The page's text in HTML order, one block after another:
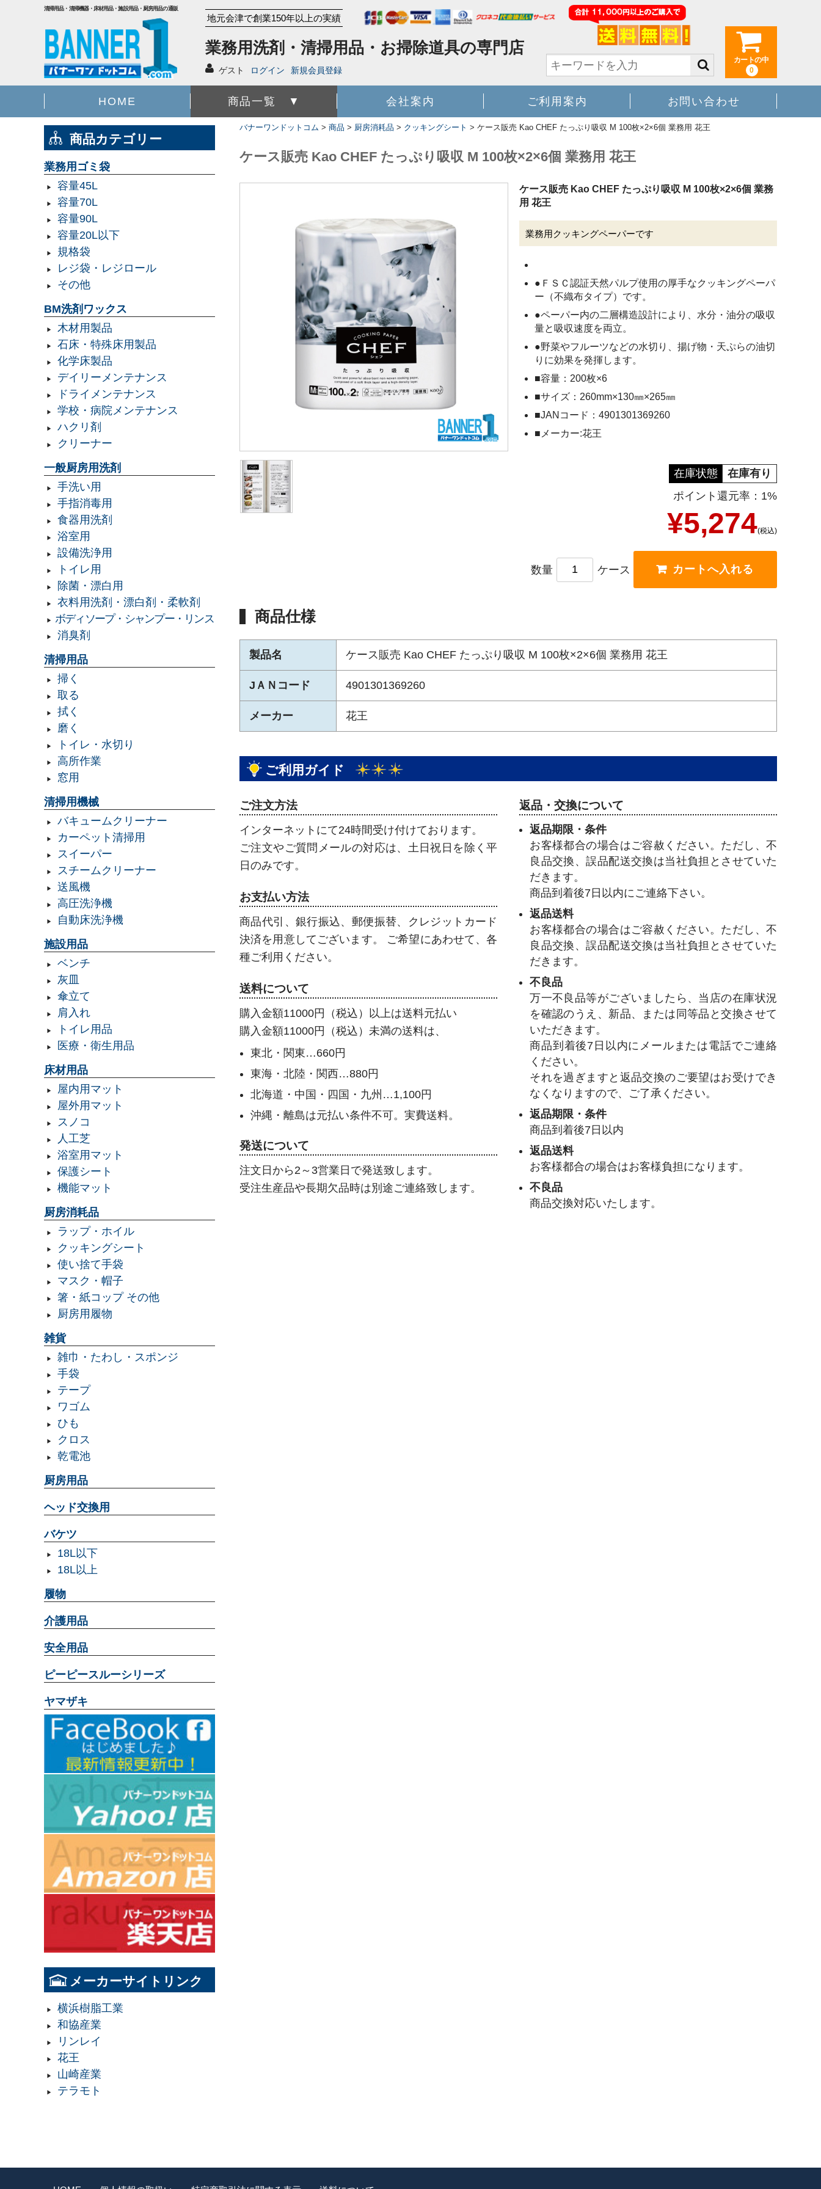
清掃用品・清掃機器・床材用品・施設用品・厨房用品の通販
地元会津で創業150年以上の実績
業務用洗剤・清掃用品・お掃除道具の専門店
ゲスト ログイン 新規会員登録
カートの中
0
HOME 商品一覧 ▼ 会社案内 ご利用案内 お問い合わせ
バナーワンドットコム > 商品 > 厨房消耗品 > クッキングシート > ケース販売 Kao CHEF たっぷり吸収 M 100枚×2×6個 業務用 花王
ケース販売 Kao CHEF たっぷり吸収 M 100枚×2×6個 業務用 花王
ケース販売 Kao CHEF たっぷり吸収 M 100枚×2×6個 業務
用 花王
業務用クッキングペーパーです
●ＦＳＣ認証天然パルプ使用の厚手なクッキングペーパ
ー（不織布タイプ）です。
●ペーパー内の二層構造設計により、水分・油分の吸収
量と吸収速度を両立。
●野菜やフルーツなどの水切り、揚げ物・天ぷらの油切
りに効果を発揮します。
■容量：200枚×6
■サイズ：260mm×130㎜×265㎜
■JANコード：4901301369260
■メーカー:花王
在庫状態
在庫有り
ポイント還元率：1%
¥5,274(税込)
数量 ケース
商品仕様
製品名 ケース販売 Kao CHEF たっぷり吸収 M 100枚×2×6個 業務用 花王
JＡＮコード 4901301369260
メーカー 花王
ご利用ガイド
ご注文方法
インターネットにて24時間受け付けております。
ご注文やご質問メールの対応は、土日祝日を除く平
日のみです。
お支払い方法
商品代引、銀行振込、郵便振替、クレジットカード
決済を用意してございます。 ご希望にあわせて、各
種ご利用ください。
送料について
購入金額11000円（税込）以上は送料元払い
購入金額11000円（税込）未満の送料は、
東北・関東…660円
東海・北陸・関西…880円
北海道・中国・四国・九州…1,100円
沖縄・離島は元払い条件不可。実費送料。
発送について
注文日から2～3営業日で発送致します。
受注生産品や長期欠品時は別途ご連絡致します。
返品・交換について
返品期限・条件
お客様都合の場合はご容赦ください。ただし、不
良品交換、誤品配送交換は当社負担とさせていた
だきます。
商品到着後7日以内にご連絡下さい。
返品送料
お客様都合の場合はご容赦ください。ただし、不
良品交換、誤品配送交換は当社負担とさせていた
だきます。
不良品
万一不良品等がございましたら、当店の在庫状況
を確認のうえ、新品、または同等品と交換させて
いただきます。
商品到着後7日以内にメールまたは電話でご連絡
ください。
それを過ぎますと返品交換のご要望はお受けでき
なくなりますので、ご了承ください。
返品期限・条件
商品到着後7日以内
返品送料
お客様都合の場合はお客様負担になります。
不良品
商品交換対応いたします。
商品カテゴリー
業務用ゴミ袋
容量45L
容量70L
容量90L
容量20L以下
規格袋
レジ袋・レジロール
その他
BM洗剤ワックス
木材用製品
石床・特殊床用製品
化学床製品
デイリーメンテナンス
ドライメンテナンス
学校・病院メンテナンス
ハクリ剤
クリーナー
一般厨房用洗剤
手洗い用
手指消毒用
食器用洗剤
浴室用
設備洗浄用
トイレ用
除菌・漂白用
衣料用洗剤・漂白剤・柔軟剤
ボディソープ・シャンプー・リンス
消臭剤
清掃用品
掃く
取る
拭く
磨く
トイレ・水切り
高所作業
窓用
清掃用機械
バキュームクリーナー
カーペット清掃用
スイーパー
スチームクリーナー
送風機
高圧洗浄機
自動床洗浄機
施設用品
ベンチ
灰皿
傘立て
肩入れ
トイレ用品
医療・衛生用品
床材用品
屋内用マット
屋外用マット
スノコ
人工芝
浴室用マット
保護シート
機能マット
厨房消耗品
ラップ・ホイル
クッキングシート
使い捨て手袋
マスク・帽子
箸・紙コップ その他
厨房用履物
雑貨
雑巾・たわし・スポンジ
手袋
テープ
ワゴム
ひも
クロス
乾電池
厨房用品
ヘッド交換用
バケツ
18L以下
18L以上
履物
介護用品
安全用品
ピーピースルーシリーズ
ヤマザキ
メーカーサイトリンク
横浜樹脂工業
和協産業
リンレイ
花王
山崎産業
テラモト